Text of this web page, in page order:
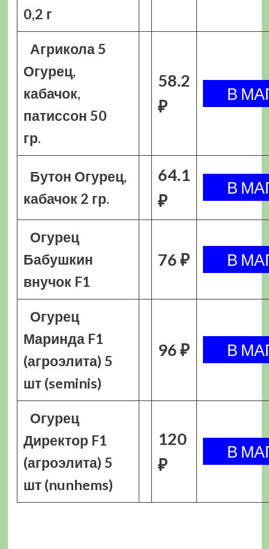
0,2 г
Агрикола 5
Огурец,
кабачок,
патиссон 50
гр.
58.2
₽
Бутон Огурец,
кабачок 2 гр.
64.1
₽
Огурец
Бабушкин
внучок F1
76 ₽
Огурец
Маринда F1
(агроэлита) 5
шт (seminis)
96 ₽
Огурец
Директор F1
(агроэлита) 5
шт (nunhems)
120
₽